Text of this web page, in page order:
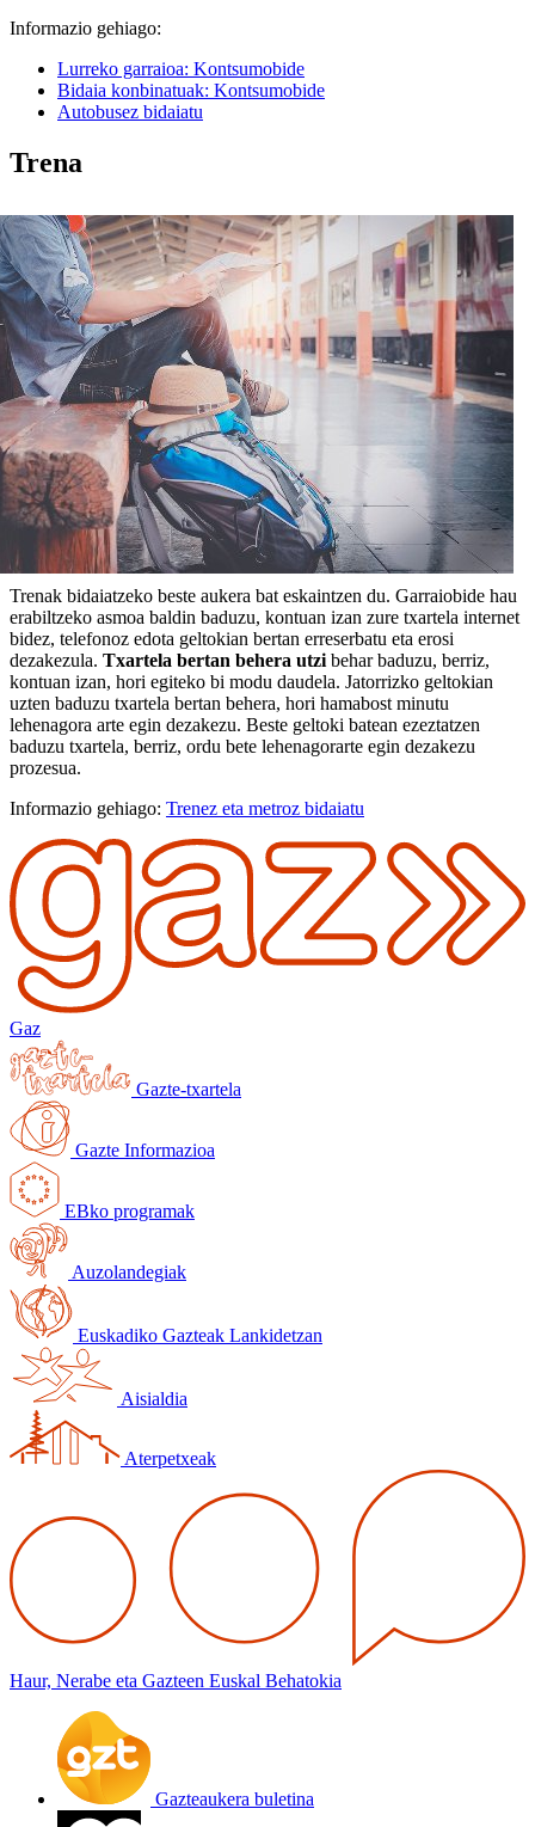
Informazio gehiago:
Lurreko garraioa: Kontsumobide
Bidaia konbinatuak: Kontsumobide
Autobusez bidaiatu
Trena
Trenak bidaiatzeko beste aukera bat eskaintzen du. Garraiobide hau
erabiltzeko asmoa baldin baduzu, kontuan izan zure txartela internet
bidez, telefonoz edota geltokian bertan erreserbatu eta erosi
dezakezula. Txartela bertan behera utzi behar baduzu, berriz,
kontuan izan, hori egiteko bi modu daudela. Jatorrizko geltokian
uzten baduzu txartela bertan behera, hori hamabost minutu
lehenagora arte egin dezakezu. Beste geltoki batean ezeztatzen
baduzu txartela, berriz, ordu bete lehenagorarte egin dezakezu
prozesua.
Informazio gehiago: Trenez eta metroz bidaiatu
Gaz
Gazte-txartela
Gazte Informazioa
EBko programak
Auzolandegiak
Euskadiko Gazteak Lankidetzan
Aisialdia
Aterpetxeak
Haur, Nerabe eta Gazteen Euskal Behatokia
Gazteaukera buletina